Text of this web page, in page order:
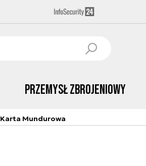
Przemysł Zbrojeniowy
Karta Mundurowa